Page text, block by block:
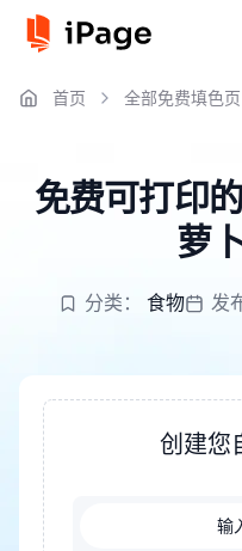
首页 全部免费填色页
免费可打印
萝
分类： 食物 发
创建您
输